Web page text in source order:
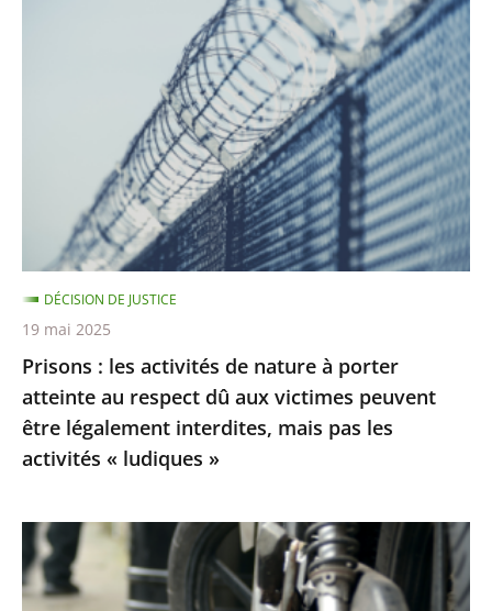
atteinte
au
respect
dû
aux
victimes
peuvent
être
interdites,
mais
pas
Prisons : les activités de nature à porter
atteinte au respect dû aux victimes peuvent
être légalement interdites, mais pas les
activités « ludiques »
DÉCISION DE JUSTICE
19 mai 2025
Le
Conseil
d’État